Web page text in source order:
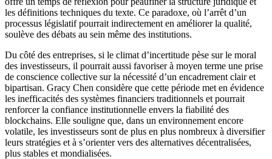
les définitions techniques du texte. Ce paradoxe, où l’arrêt d’un
processus législatif pourrait indirectement en améliorer la qualité,
soulève des débats au sein même des institutions.
Du côté des entreprises, si le climat d’incertitude pèse sur le moral
des investisseurs, il pourrait aussi favoriser à moyen terme une prise
de conscience collective sur la nécessité d’un encadrement clair et
bipartisan. Gracy Chen considère que cette période met en évidence
les inefficacités des systèmes financiers traditionnels et pourrait
renforcer la confiance institutionnelle envers la fiabilité des
blockchains. Elle souligne que, dans un environnement encore
volatile, les investisseurs sont de plus en plus nombreux à diversifier
leurs stratégies et à s’orienter vers des alternatives décentralisées,
plus stables et mondialisées.